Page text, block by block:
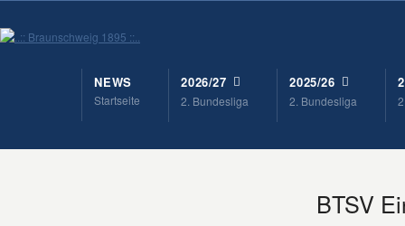
NEWS
Startseite
2026/27
2. Bundesliga
2025/26
2. Bundesliga
BTSV